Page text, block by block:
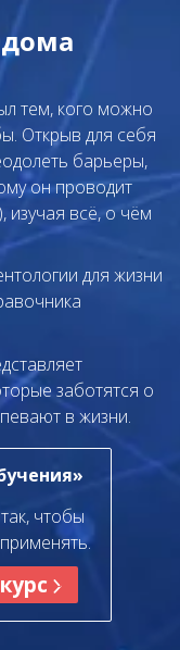
тем, кого можно
Открыв для себя
барьеры,
он проводит
изучая всё, о чём
для жизни
заботятся о
в жизни.
чтобы